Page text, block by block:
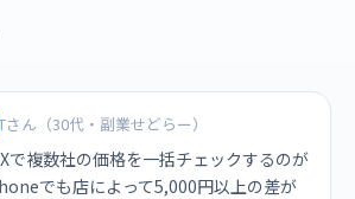
さん（30代・副業せどらー）
Xで複数社の価格を一括チェックするのが
でも店によって5,000円以上の差が